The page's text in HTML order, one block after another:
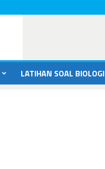
LATIHAN SOAL BIOLOGI